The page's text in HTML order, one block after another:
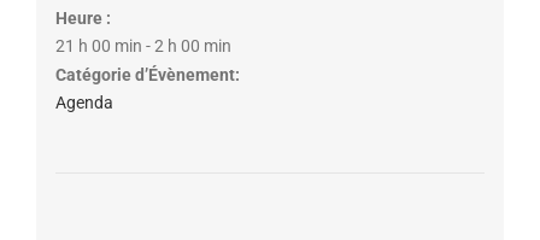
Heure :
21 h 00 min - 2 h 00 min
Catégorie d’Évènement:
Agenda